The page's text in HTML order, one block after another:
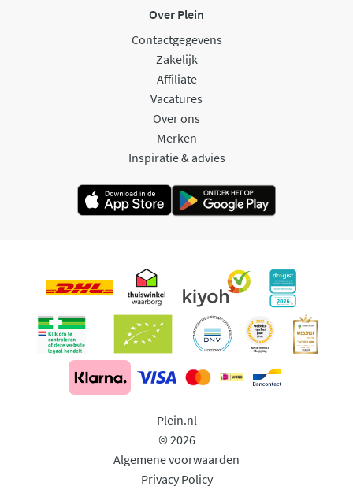
Over Plein
Contactgegevens
Zakelijk
Affiliate
Vacatures
Over ons
Merken
Inspiratie & advies
Plein.nl
© 2026
Algemene voorwaarden
Privacy Policy